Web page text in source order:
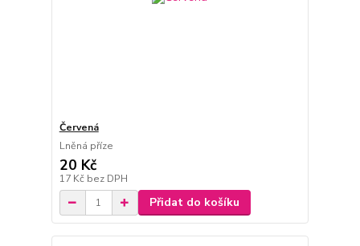
Červená
Lněná příze
20 Kč
17 Kč bez DPH
Přidat do košíku